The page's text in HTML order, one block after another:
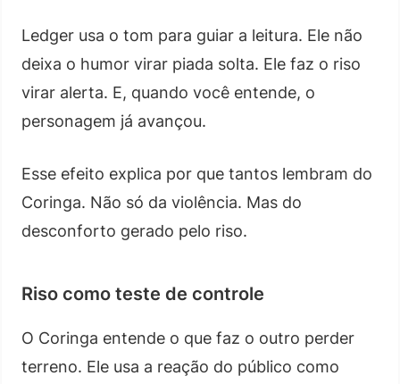
Ledger usa o tom para guiar a leitura. Ele não
deixa o humor virar piada solta. Ele faz o riso
virar alerta. E, quando você entende, o
personagem já avançou.
Esse efeito explica por que tantos lembram do
Coringa. Não só da violência. Mas do
desconforto gerado pelo riso.
Riso como teste de controle
O Coringa entende o que faz o outro perder
terreno. Ele usa a reação do público como